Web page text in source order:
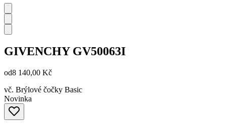
GIVENCHY GV50063I
od8 140,00 Kč
vč. Brýlové čočky Basic
Novinka